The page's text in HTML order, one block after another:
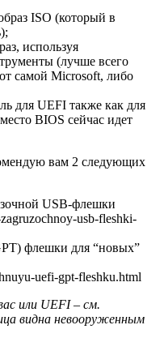
ISO (который в
используя
(лучше всего
самой Microsoft, либо
для UEFI также как для
BIOS сейчас идет
вам 2 следующих
USB-флешки
usb-fleshki-
флешки для “новых”
uefi-gpt-fleshku.html
или UEFI – см.
видна невооруженным